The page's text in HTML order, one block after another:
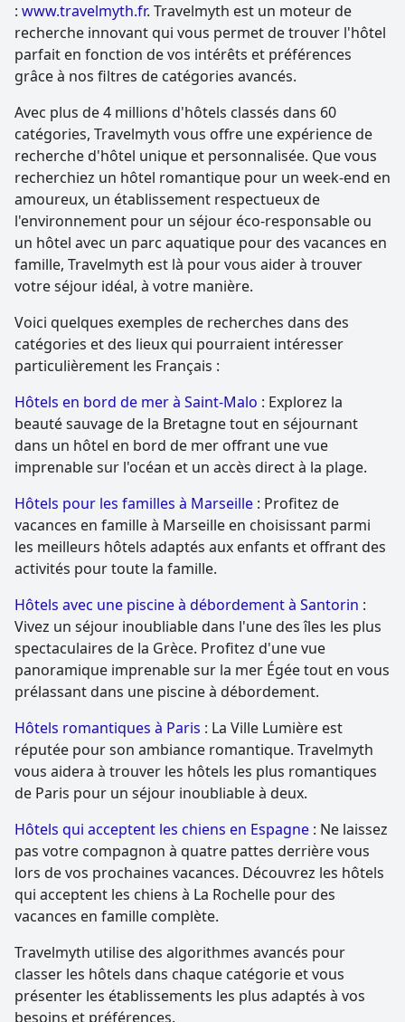
: www.travelmyth.fr. Travelmyth est un moteur de
recherche innovant qui vous permet de trouver l'hôtel
parfait en fonction de vos intérêts et préférences
grâce à nos filtres de catégories avancés.
Avec plus de 4 millions d'hôtels classés dans 60
catégories, Travelmyth vous offre une expérience de
recherche d'hôtel unique et personnalisée. Que vous
recherchiez un hôtel romantique pour un week-end en
amoureux, un établissement respectueux de
l'environnement pour un séjour éco-responsable ou
un hôtel avec un parc aquatique pour des vacances en
famille, Travelmyth est là pour vous aider à trouver
votre séjour idéal, à votre manière.
Voici quelques exemples de recherches dans des
catégories et des lieux qui pourraient intéresser
particulièrement les Français :
Hôtels en bord de mer à Saint-Malo : Explorez la
beauté sauvage de la Bretagne tout en séjournant
dans un hôtel en bord de mer offrant une vue
imprenable sur l'océan et un accès direct à la plage.
Hôtels pour les familles à Marseille : Profitez de
vacances en famille à Marseille en choisissant parmi
les meilleurs hôtels adaptés aux enfants et offrant des
activités pour toute la famille.
Hôtels avec une piscine à débordement à Santorin :
Vivez un séjour inoubliable dans l'une des îles les plus
spectaculaires de la Grèce. Profitez d'une vue
panoramique imprenable sur la mer Égée tout en vous
prélassant dans une piscine à débordement.
Hôtels romantiques à Paris : La Ville Lumière est
réputée pour son ambiance romantique. Travelmyth
vous aidera à trouver les hôtels les plus romantiques
de Paris pour un séjour inoubliable à deux.
Hôtels qui acceptent les chiens en Espagne : Ne laissez
pas votre compagnon à quatre pattes derrière vous
lors de vos prochaines vacances. Découvrez les hôtels
qui acceptent les chiens à La Rochelle pour des
vacances en famille complète.
Travelmyth utilise des algorithmes avancés pour
classer les hôtels dans chaque catégorie et vous
présenter les établissements les plus adaptés à vos
besoins et préférences.